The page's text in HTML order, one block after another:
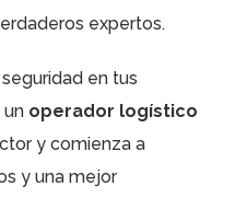
expertos.
en tus
un operador logístico
y comienza a
y una mejor